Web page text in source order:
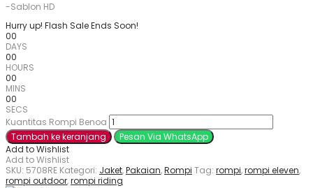
-Sablon HD
Hurry up! Flash Sale Ends Soon!
00
DAYS
00
HOURS
00
MINS
00
SECS
Kuantitas Rompi Benoa
Tambah ke keranjang
Pesan Via WhatsApp
Add to Wishlist
Add to Wishlist
SKU: 5708RE Kategori: Jaket,Pakaian,Rompi Tag: rompi,rompi eleven,
rompi outdoor,rompi riding